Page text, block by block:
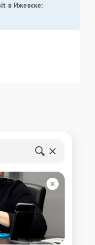
в Ижевске: